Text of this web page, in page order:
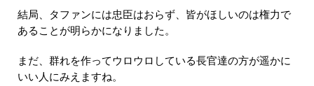
結局、タファンには忠臣はおらず、皆がほしいのは権力で
あることが明らかになりました。
まだ、群れを作ってウロウロしている長官達の方が遥かに
いい人にみえますね。